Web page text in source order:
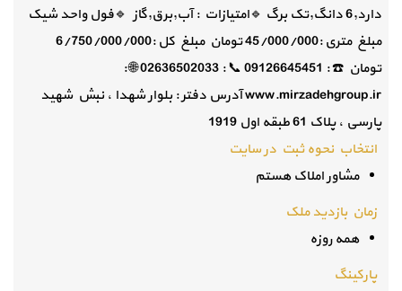
دارد,6 دانگ,تک برگ 🔹️امتیازات : آب,برق,گاز 🔹️فول واحد شیک
مبلغ متری :45/000/000 تومان مبلغ کل :6/750/000/000
تومان ☎️ : 09126645451 📞 : 02636502033 🌐 :
www.mirzadehgroup.ir آدرس دفتر : بلوار شهدا ، نبش شهید
پارسی ، پلاک 61 طبقه اول 1919
انتخاب نحوه ثبت در سایت
مشاور املاک هستم
زمان بازدید ملک
همه روزه
پارکینگ